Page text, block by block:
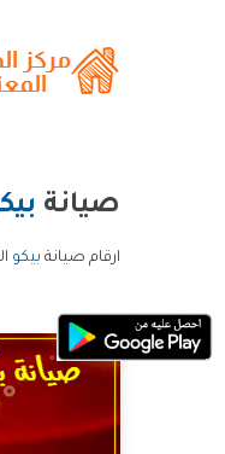
صيانة
ارقام صيانة بيكو